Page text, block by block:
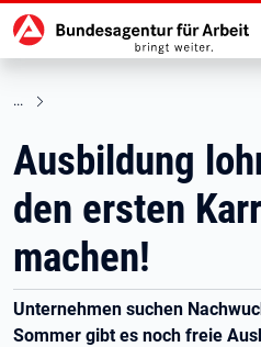
zu den Hauptinhalten springen
Hauptnavigation
Ausbildung
den ersten
machen!
Unternehmen suchen
Sommer gibt es noch freie